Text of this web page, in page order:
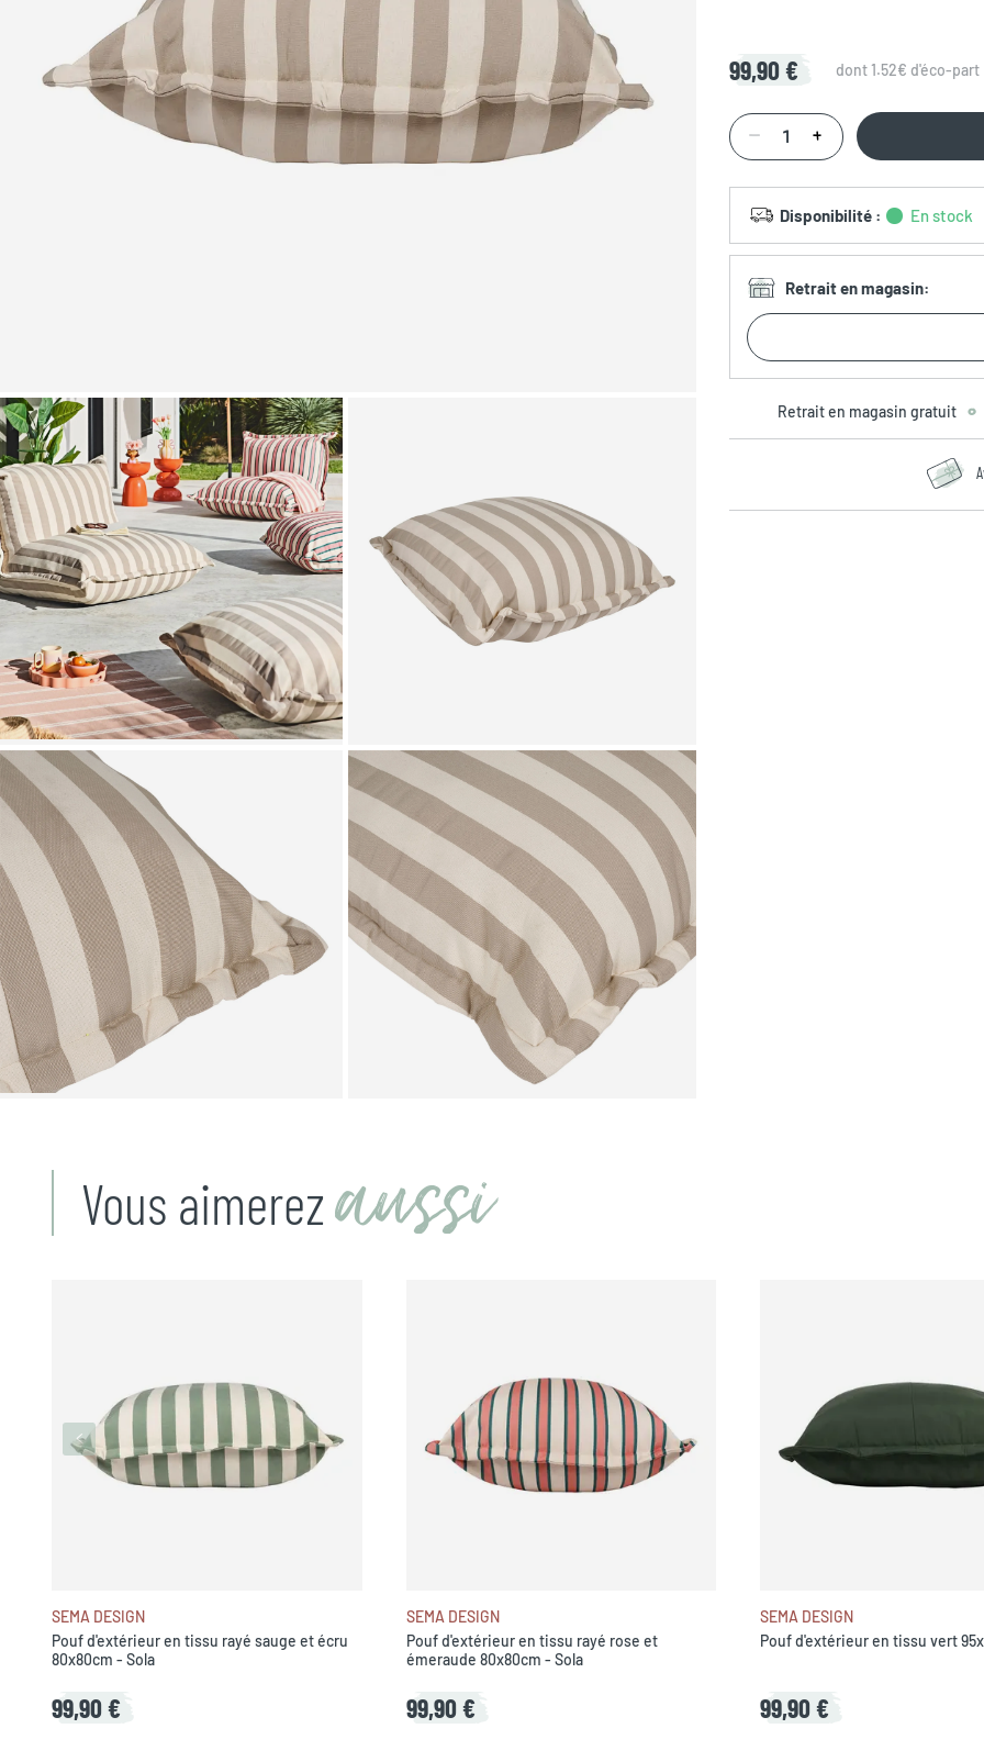
Zoomer sur l'image
Zoomer sur l'image Zoomer sur l'image
Zoomer sur l'image Zoomer sur l'image
99,90 € dont 1.52€ d'éco-part
Disponibilité : En stock
Retrait en magasin:
Retrait en magasin gratuit
Vous aimerez aussi
SEMA DESIGN
Pouf d'extérieur en tissu rayé sauge et écru
80x80cm - Sola
99,90 €
SEMA DESIGN
Pouf d'extérieur en tissu rayé rose et
émeraude 80x80cm - Sola
99,90 €
SEMA DESIGN
Pouf d'extérieur en tissu vert
99,90 €